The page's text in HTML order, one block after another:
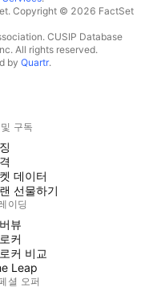
Copyright © 2026 FactSet
CUSIP Database
All rights reserved.
by Quartr.
구독
데이터
선물하기
이딩
뷰
커
커 비교
Leap
셜 오퍼